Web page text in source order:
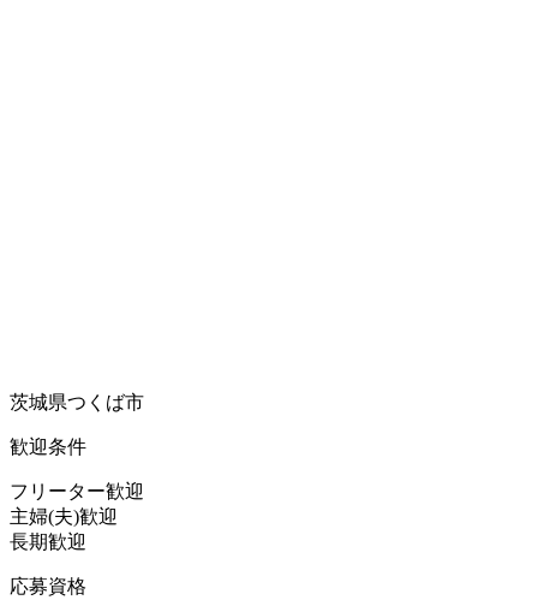
茨城県つくば市
歓迎条件
フリーター歓迎
主婦(夫)歓迎
長期歓迎
応募資格